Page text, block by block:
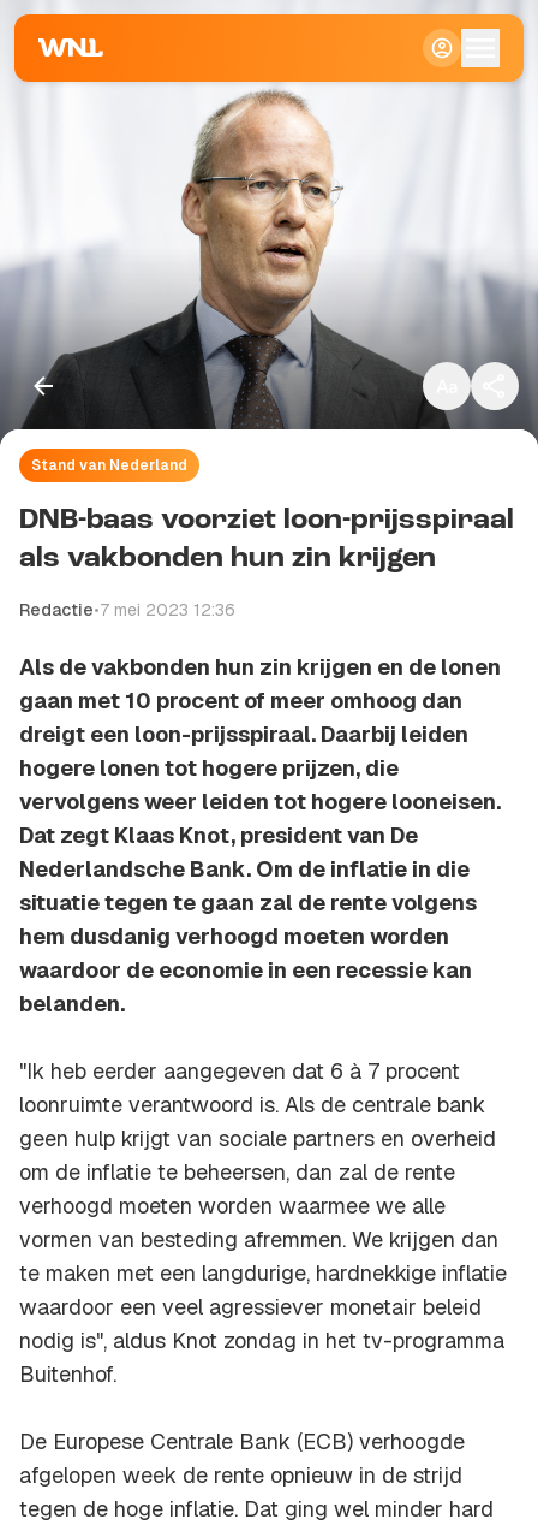
Stand van Nederland
DNB-baas voorziet loon-prijsspiraal
als vakbonden hun zin krijgen
Redactie•7 mei 2023 12:36
Als de vakbonden hun zin krijgen en de lonen
gaan met 10 procent of meer omhoog dan
dreigt een loon-prijsspiraal. Daarbij leiden
hogere lonen tot hogere prijzen, die
vervolgens weer leiden tot hogere looneisen.
Dat zegt Klaas Knot, president van De
Nederlandsche Bank. Om de inflatie in die
situatie tegen te gaan zal de rente volgens
hem dusdanig verhoogd moeten worden
waardoor de economie in een recessie kan
belanden.
"Ik heb eerder aangegeven dat 6 à 7 procent
loonruimte verantwoord is. Als de centrale bank
geen hulp krijgt van sociale partners en overheid
om de inflatie te beheersen, dan zal de rente
verhoogd moeten worden waarmee we alle
vormen van besteding afremmen. We krijgen dan
te maken met een langdurige, hardnekkige inflatie
waardoor een veel agressiever monetair beleid
nodig is", aldus Knot zondag in het tv-programma
Buitenhof.
De Europese Centrale Bank (ECB) verhoogde
afgelopen week de rente opnieuw in de strijd
tegen de hoge inflatie. Dat ging wel minder hard